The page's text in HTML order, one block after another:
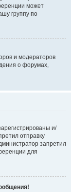
может
группу по
и модераторов
о форумах,
и/
отправку
запретил
для